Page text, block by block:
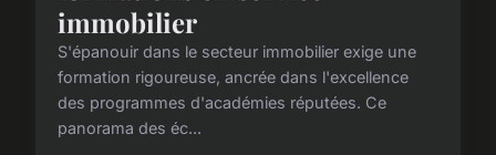
immobilier
S'épanouir dans le secteur immobilier exige une
formation rigoureuse, ancrée dans l'excellence
des programmes d'académies réputées. Ce
panorama des éc...